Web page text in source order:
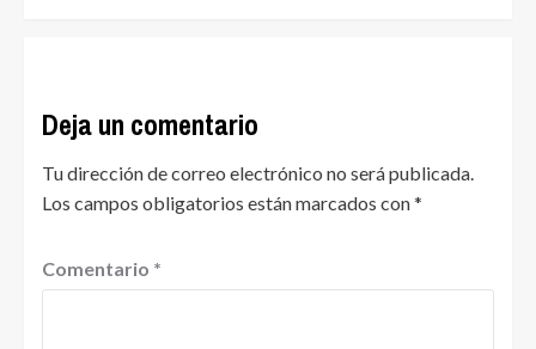
Deja un comentario
Tu dirección de correo electrónico no será publicada.
Los campos obligatorios están marcados con*
Comentario *